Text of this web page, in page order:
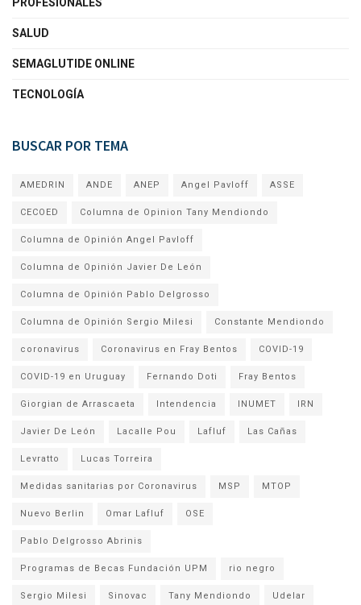
SALUD
SEMAGLUTIDE ONLINE
TECNOLOGÍA
BUSCAR POR TEMA
AMEDRIN ANDE ANEP Angel Pavloff ASSE
CECOED Columna de Opinion Tany Mendiondo
Columna de Opinión Angel Pavloff
Columna de Opinión Javier De León
Columna de Opinión Pablo Delgrosso
Columna de Opinión Sergio Milesi Constante Mendiondo
coronavirus Coronavirus en Fray Bentos COVID-19
COVID-19 en Uruguay Fernando Doti Fray Bentos
Giorgian de Arrascaeta Intendencia INUMET IRN
Javier De León Lacalle Pou Lafluf Las Cañas
Levratto Lucas Torreira
Medidas sanitarias por Coronavirus MSP MTOP
Nuevo Berlin Omar Lafluf OSE
Pablo Delgrosso Abrinis
Programas de Becas Fundación UPM rio negro
Sergio Milesi Sinovac Tany Mendiondo Udelar